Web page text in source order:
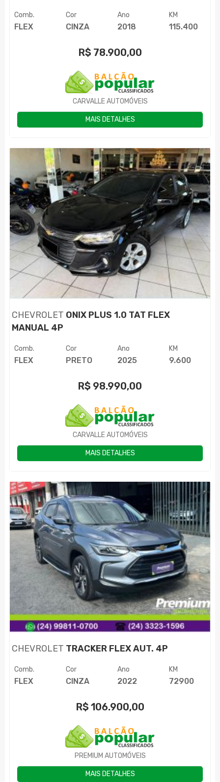
Comb.
FLEX
Cor
CINZA
Ano
2018
KM
115.400
R$ 78.900,00
CARVALLE AUTOMÓVEIS
MAIS DETALHES
CHEVROLET ONIX PLUS 1.0 TAT FLEX
MANUAL 4P
Comb.
FLEX
Cor
PRETO
Ano
2025
KM
9.600
R$ 98.990,00
CARVALLE AUTOMÓVEIS
MAIS DETALHES
CHEVROLET TRACKER FLEX AUT. 4P
Comb.
FLEX
Cor
CINZA
Ano
2022
KM
72900
R$ 106.900,00
PREMIUM AUTOMÓVEIS
MAIS DETALHES